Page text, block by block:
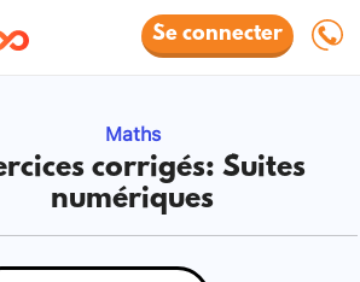
Se connecter
Maths
corrigés: Suites
numériques